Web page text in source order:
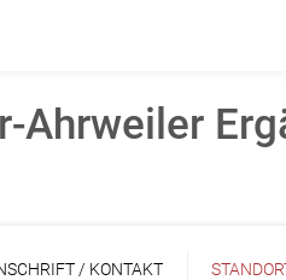
Ahrweiler
/ KONTAKT